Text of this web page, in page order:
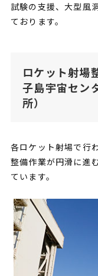
試験の支援、大型風
ております。
ロケット射場
子島宇宙セン
所）
各ロケット射場で行
整備作業が円滑に進
ています。